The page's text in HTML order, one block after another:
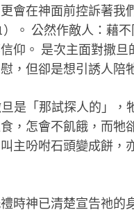
會在神面前控訴著我
）。 公然作敵人：藉
仰。 是次主面對撒
，但卻是想引誘人陪
是「那試探人的」
，怎會不飢餓，而牠
主吩咐石頭變成餅，
時神已清楚宣告祂的